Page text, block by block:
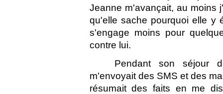
Jeanne m'avançait, au moins
qu'elle sache pourquoi elle y
s'engage moins pour
contre lui.
Pendant son séjour
m'envoyait des SMS et des
résumait des faits en me